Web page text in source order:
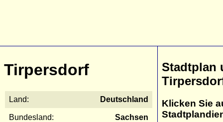
Tirpersdorf
Land: Deutschland
Bundesland: Sachsen
Stadtplan
Klicken Sie